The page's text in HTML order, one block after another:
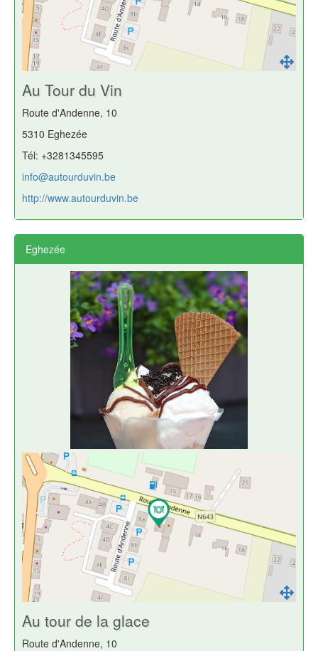
Au Tour du Vin
Route d'Andenne, 10
5310 Eghezée
Tél: +3281345595
info@autourduvin.be
http://www.autourduvin.be
Eghezée
Au tour de la glace
Route d'Andenne, 10